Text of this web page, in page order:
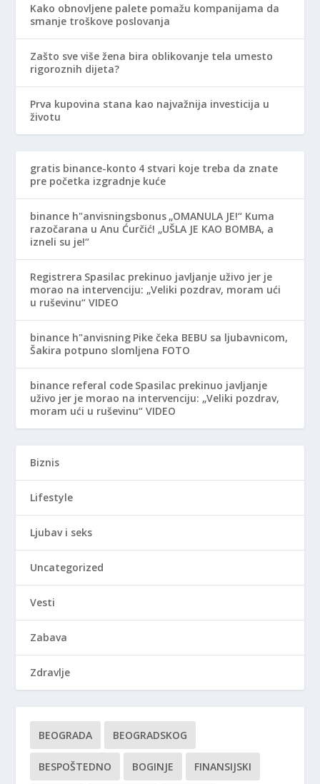
Kako obnovljene palete pomažu kompanijama da
smanje troškove poslovanja
Zašto sve više žena bira oblikovanje tela umesto
rigoroznih dijeta?
Prva kupovina stana kao najvažnija investicija u
životu
gratis binance-konto 4 stvari koje treba da znate
pre početka izgradnje kuće
binance h"anvisningsbonus „OMANULA JE!“ Kuma
razočarana u Anu Ćurčić! „UŠLA JE KAO BOMBA, a
izneli su je!“
Registrera Spasilac prekinuo javljanje uživo jer je
morao na intervenciju: „Veliki pozdrav, moram ući
u ruševinu“ VIDEO
binance h"anvisning Pike čeka BEBU sa ljubavnicom,
Šakira potpuno slomljena FOTO
binance referal code Spasilac prekinuo javljanje
uživo jer je morao na intervenciju: „Veliki pozdrav,
moram ući u ruševinu“ VIDEO
Biznis
Lifestyle
Ljubav i seks
Uncategorized
Vesti
Zabava
Zdravlje
BEOGRADA BEOGRADSKOG
BESPOŠTEDNO BOGINJE FINANSIJSKI